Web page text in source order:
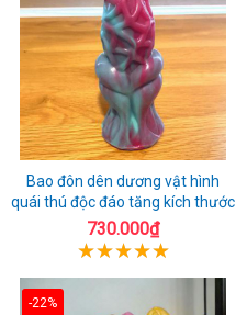
Bao đôn dên dương vật hình
quái thú độc đáo tăng kích thước
730.000₫
-22%